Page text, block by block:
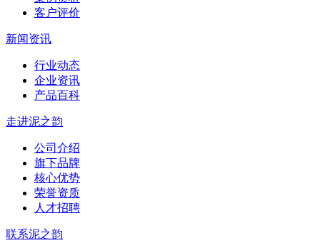
客户评价
新闻资讯
行业动态
企业资讯
产品百科
走进泥之韵
公司介绍
旗下品牌
核心优势
荣誉资质
人才招聘
联系泥之韵